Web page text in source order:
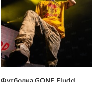
Футболка GONE.Fludd